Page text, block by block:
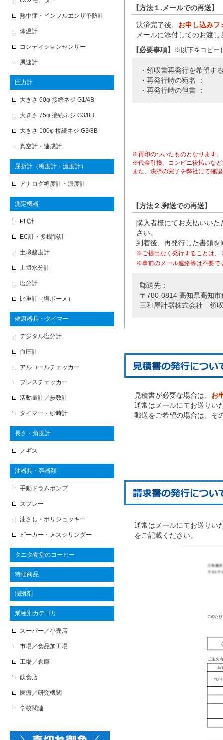
【方法１.メールでの再送】
決済完了後、 お申し込みフ
メールに添付してのお渡し
【必要事項】
※以下をコピー
・領収書再発行を希望す
・再発行時の宛名 ：
・再発行時の但書 ：
※再印のついたものとなります。
※代金引換、コンビニ後払いな
また、決済の完了を弊社にて確
【方法２.郵送での再送】
購入者様にてお支払いい
さい。
到着後、再発行した書類
※ご提出なく発行することは、
※事前のメール連絡等は不要で
郵送先：
〒780-0814 高知県高知
三和屋計器株式会社 領
見積書が必要な場合は、 お
通常はメールにてお送りい
郵送をご希望の場合は、そ
通常はメールにてお送りい
をご記載ください。
熱中症・インフルエンザ予防計
体温計
コンディションセンサー
風速計
圧力計
大きさ 60φ 接続ネジ G1/4B
大きさ 75φ 接続ネジ G3/8B
大きさ 100φ 接続ネジ G3/8B
真空計・連成計
屈折計（糖度計・濃度計）
アナログ糖度計・濃度計
測定機器
PH計
EC計・多機能計
土壌酸度計
土壌水分計
塩分計
比重計（塩ボーメ）
健康器具・タイマー
デジタル塩分計
血圧計
アルコールチェッカー
ブレスチェッカー
活動量計／歩数計
タイマー・砂時計
長さ・角度計
ノギス
油器具・容器類
手動ドラムポンプ
スプレー
油さし・ポリジョッキー
ビーカー・メスシリンダー
タニタ食堂のコーヒー
特価商品
潤滑剤
業種別カテゴリ
スーパー／小売店
市場／食品加工場
工場／倉庫
飲食店
医療／研究機関
学校関連